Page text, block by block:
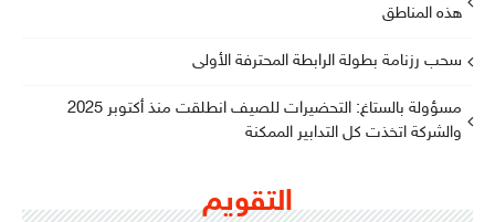
هذه المناطق
سحب رزنامة بطولة الرابطة المحترفة الأولى
مسؤولة بالستاغ: التحضيرات للصيف انطلقت منذ أكتوبر 2025
والشركة اتخذت كل التدابير الممكنة
التقويم